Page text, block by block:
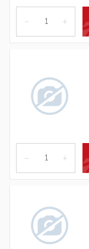
– +
– +